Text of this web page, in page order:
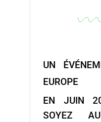
UN
EUROPE
EN JUIN
SOYEZ